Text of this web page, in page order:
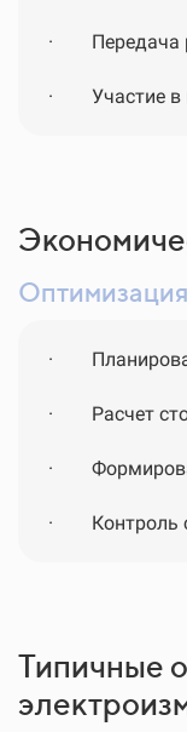
· Передача
· Участие
Оптимизация
·
· Расчет
·
· Контроль
Типичные